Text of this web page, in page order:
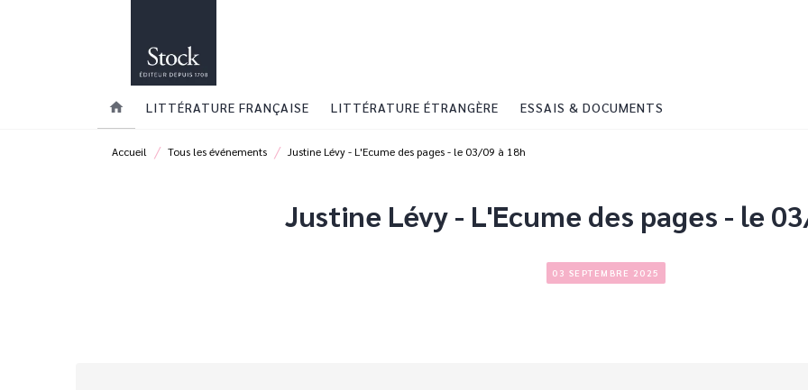
home LITTÉRATURE FRANÇAISE LITTÉRATURE ÉTRANGÈRE ESSAIS & DOCUMENTS
Accueil / Tous les événements / Justine Lévy - L'Ecume des pages - le 03/09 à 18h
Justine Lévy - L'Ecume des pages - le
03 SEPTEMBRE 2025